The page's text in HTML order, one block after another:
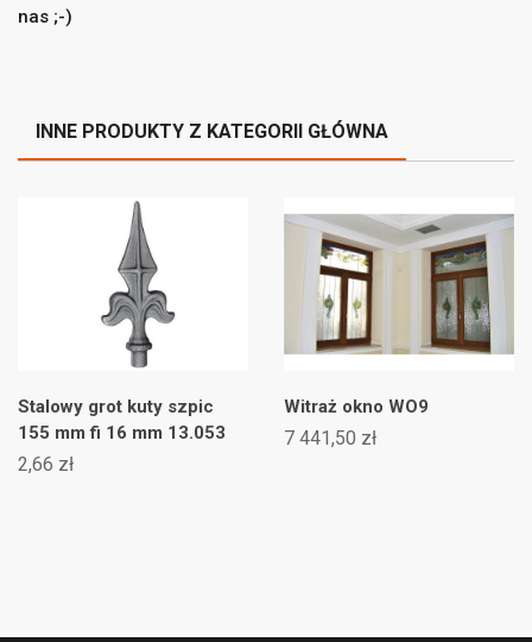
nas ;-)
INNE PRODUKTY Z KATEGORII GŁÓWNA
Stalowy grot kuty szpic
155 mm fi 16 mm 13.053
2,66 zł
Witraż okno WO9
7 441,50 zł